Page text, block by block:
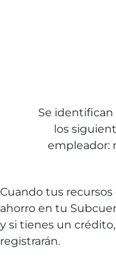
Se
los
empleador:
Cuando tus recursos
ahorro en tu
y si tienes un
registrarán.